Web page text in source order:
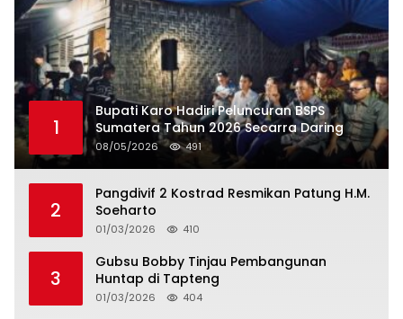
1
Bupati Karo Hadiri Peluncuran BSPS
Sumatera Tahun 2026 Secarra Daring
08/05/2026 491
2
Pangdivif 2 Kostrad Resmikan Patung H.M.
Soeharto
01/03/2026 410
3
Gubsu Bobby Tinjau Pembangunan
Huntap di Tapteng
01/03/2026 404